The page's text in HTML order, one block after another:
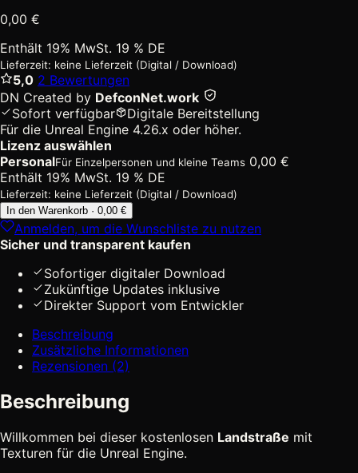
0,00 €
Enthält 19% MwSt. 19 % DE
Lieferzeit: keine Lieferzeit (Digital / Download)
5,0 2 Bewertungen
DN Created by DefconNet.work
Sofort verfügbar
Digitale Bereitstellung
Für die Unreal Engine 4.26.x oder höher.
Lizenz auswählen
PersonalFür Einzelpersonen und kleine Teams 0,00 €
Enthält 19% MwSt. 19 % DE
Lieferzeit: keine Lieferzeit (Digital / Download)
Free:
Landstraßen
3D
(Game-
Ready)
Linie
[Digital]
Menge
In den Warenkorb · 0,00 €
Anmelden, um die Wunschliste zu nutzen
Sicher und transparent kaufen
Sofortiger digitaler Download
Zukünftige Updates inklusive
Direkter Support vom Entwickler
Beschreibung
Zusätzliche Informationen
Rezensionen (2)
Beschreibung
Willkommen bei dieser kostenlosen Landstraße mit
Texturen für die Unreal Engine.